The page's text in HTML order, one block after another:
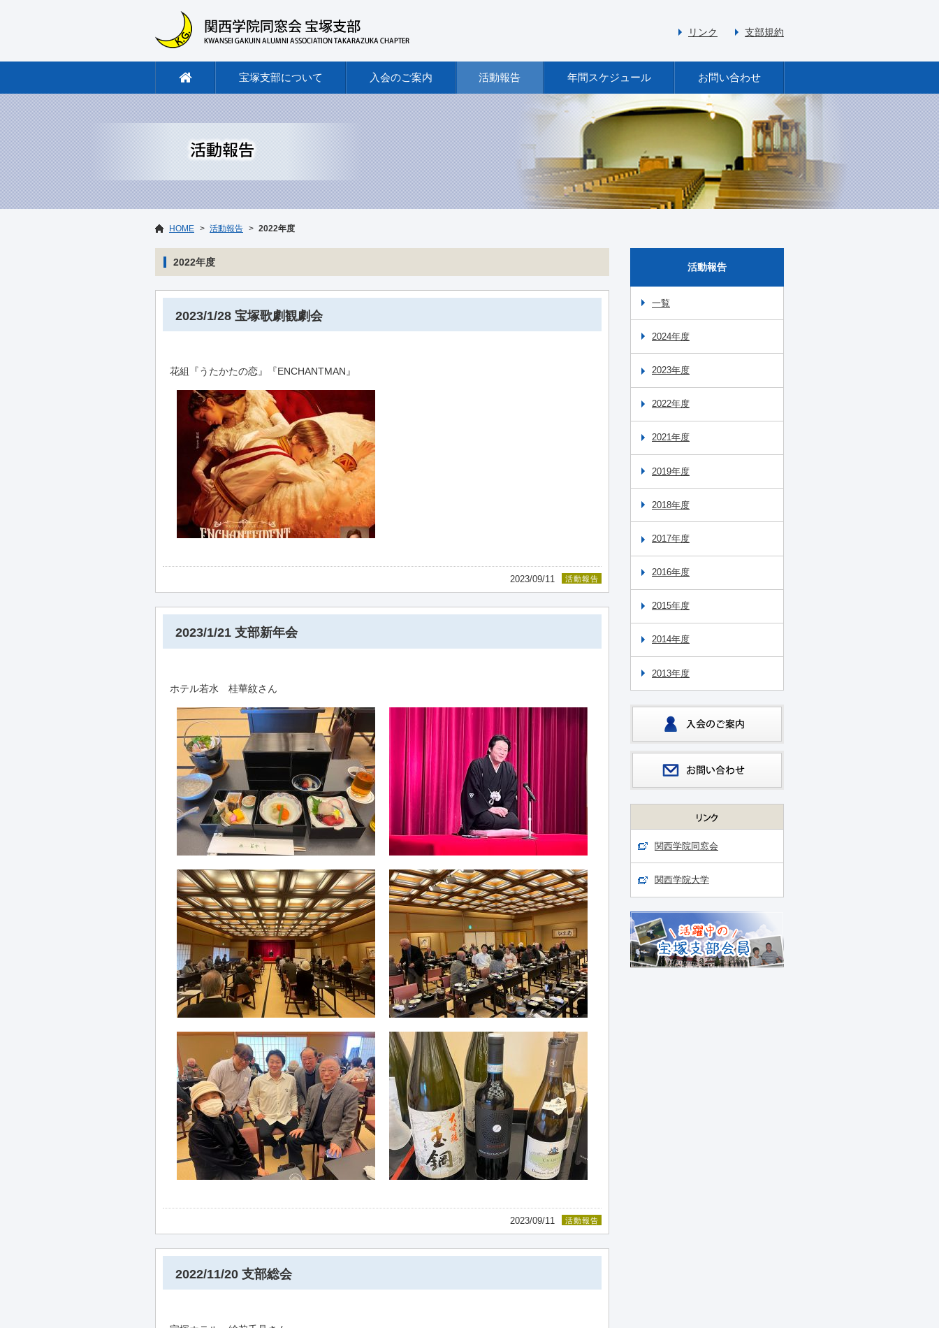
リンク 支部規約
宝塚支部について 入会のご案内 活動報告 年間スケジュール お問い合わせ
HOME 活動報告 2022年度
2022年度
2023/1/28 宝塚歌劇観劇会
花組『うたかたの恋』『ENCHANTMAN』
2023/09/11 活動報告
2023/1/21 支部新年会
ホテル若水 桂華紋さん
2023/09/11 活動報告
2022/11/20 支部総会
活動報告
一覧
2024年度
2023年度
2022年度
2021年度
2019年度
2018年度
2017年度
2016年度
2015年度
2014年度
2013年度
関西学院同窓会
関西学院大学